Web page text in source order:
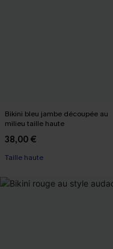
Bikini bleu jambe découpée au
milieu taille haute
38,00 €
Taille haute